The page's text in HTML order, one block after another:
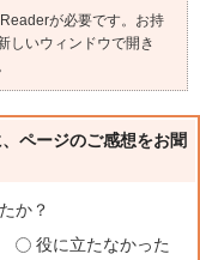
が必要です。お持
新しいウィンドウで開き
ページのご感想をお聞
か？
役に立たなかった